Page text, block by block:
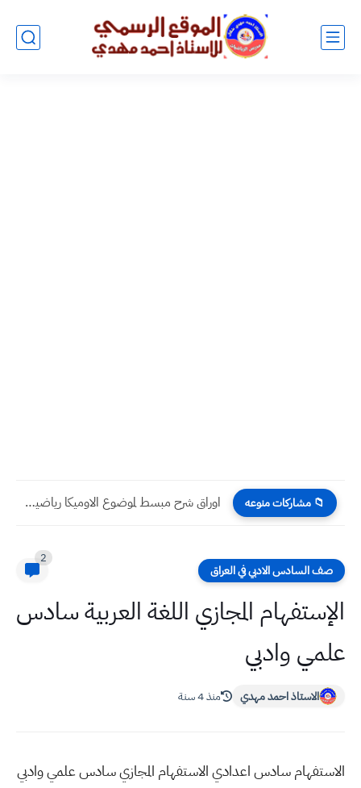
📁 مشاركات منوعه ضوابط تنسيب المحاضرين والاداريين بين المديريات العامة
صف السادس الادبي في العراق
2
الإستفهام المجازي اللغة العربية سادس
علمي وادبي
الاستاذ احمد مهدي منذ 4 سنة
الاستفهام سادس اعدادي الاستفهام المجازي سادس علمي وادبي